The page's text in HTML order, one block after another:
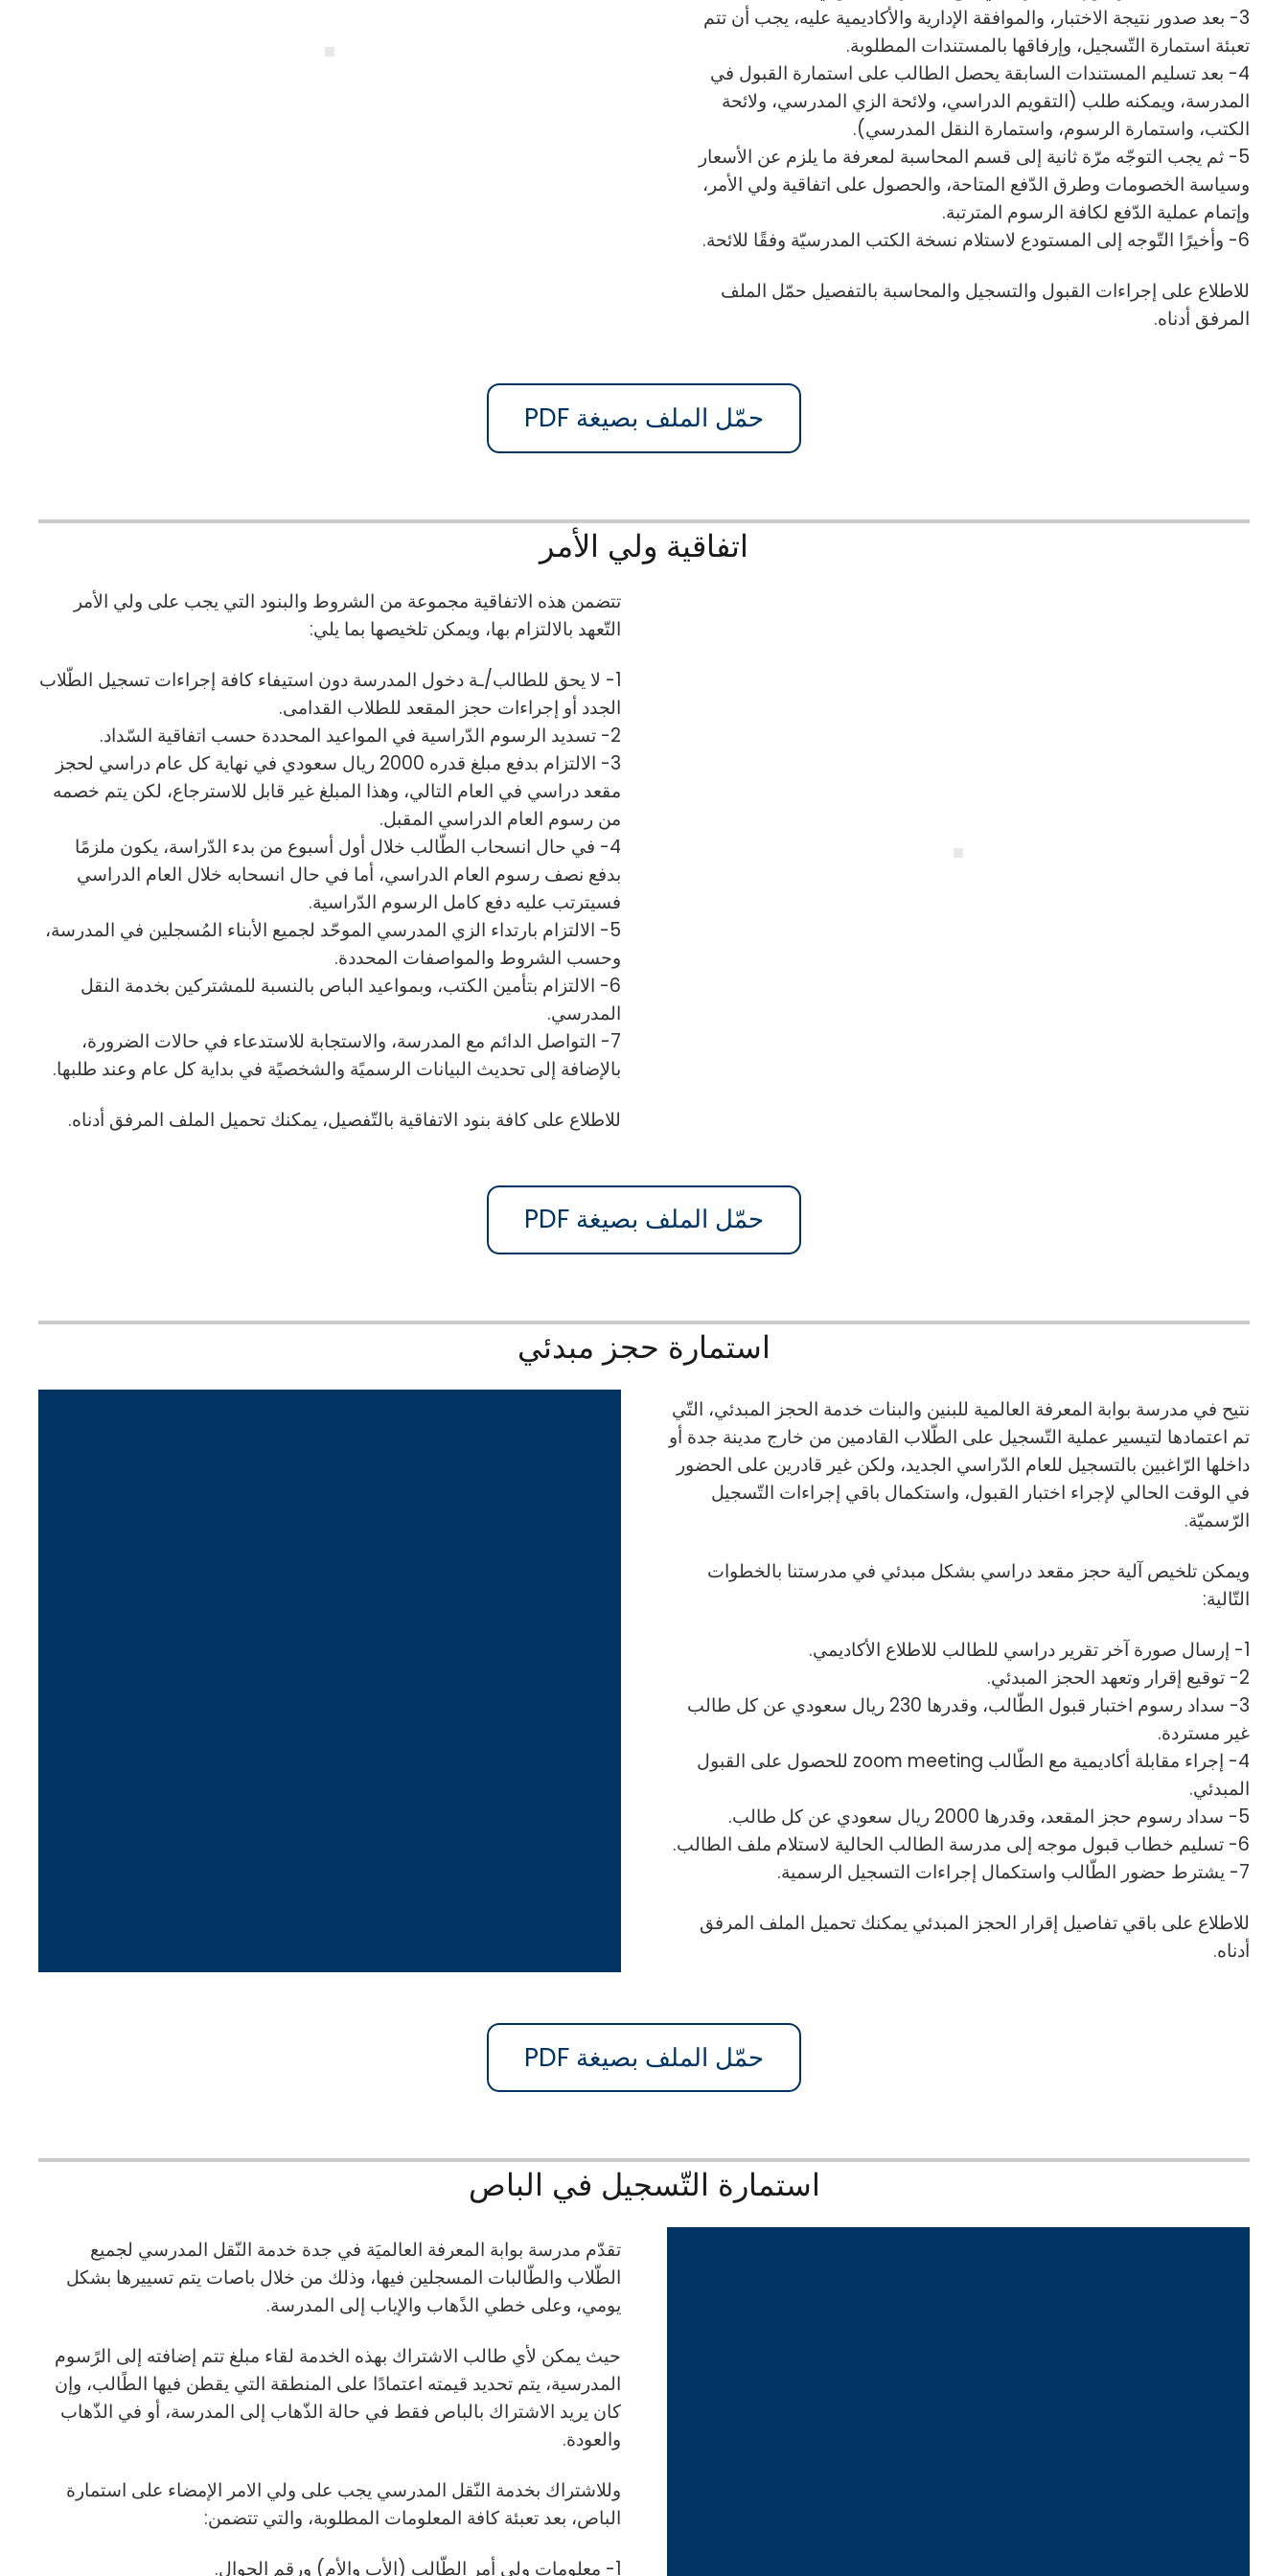
3- بعد صدور نتيجة الاختبار، والموافقة الإدارية والأكاديمية عليه، يجب أن تتم
تعبئة استمارة التّسجيل، وإرفاقها بالمستندات المطلوبة.
4- بعد تسليم المستندات السابقة يحصل الطالب على استمارة القبول في
المدرسة، ويمكنه طلب (التقويم الدراسي، ولائحة الزي المدرسي، ولائحة
الكتب، واستمارة الرسوم، واستمارة النقل المدرسي).
5- ثم يجب التوجّه مرّة ثانية إلى قسم المحاسبة لمعرفة ما يلزم عن الأسعار
وسياسة الخصومات وطرق الدّفع المتاحة، والحصول على اتفاقية ولي الأمر،
وإتمام عملية الدّفع لكافة الرسوم المترتبة.
6- وأخيرًا التّوجه إلى المستودع لاستلام نسخة الكتب المدرسيّة وفقًا للائحة.
للاطلاع على إجراءات القبول والتسجيل والمحاسبة بالتفصيل حمّل الملف
المرفق أدناه.
حمّل الملف بصيغة PDF
اتفاقية ولي الأمر
تتضمن هذه الاتفاقية مجموعة من الشروط والبنود التي يجب على ولي الأمر
التّعهد بالالتزام بها، ويمكن تلخيصها بما يلي:
1- لا يحق للطالب/ـة دخول المدرسة دون استيفاء كافة إجراءات تسجيل الطّلاب
الجدد أو إجراءات حجز المقعد للطلاب القدامى.
2- تسديد الرسوم الدّراسية في المواعيد المحددة حسب اتفاقية السّداد.
3- الالتزام بدفع مبلغ قدره 2000 ريال سعودي في نهاية كل عام دراسي لحجز
مقعد دراسي في العام التالي، وهذا المبلغ غير قابل للاسترجاع، لكن يتم خصمه
من رسوم العام الدراسي المقبل.
4- في حال انسحاب الطّالب خلال أول أسبوع من بدء الدّراسة، يكون ملزمًا
بدفع نصف رسوم العام الدراسي، أما في حال انسحابه خلال العام الدراسي
فسيترتب عليه دفع كامل الرسوم الدّراسية.
5- الالتزام بارتداء الزي المدرسي الموحّد لجميع الأبناء المُسجلين في المدرسة،
وحسب الشروط والمواصفات المحددة.
6- الالتزام بتأمين الكتب، وبمواعيد الباص بالنسبة للمشتركين بخدمة النقل
المدرسي.
7- التواصل الدائم مع المدرسة، والاستجابة للاستدعاء في حالات الضرورة،
بالإضافة إلى تحديث البيانات الرسميًة والشخصيًة في بداية كل عام وعند طلبها.
للاطلاع على كافة بنود الاتفاقية بالتّفصيل، يمكنك تحميل الملف المرفق أدناه.
حمّل الملف بصيغة PDF
استمارة حجز مبدئي
نتيح في مدرسة بوابة المعرفة العالمية للبنين والبنات خدمة الحجز المبدئي، التّي
تم اعتمادها لتيسير عملية التّسجيل على الطّلاب القادمين من خارج مدينة جدة أو
داخلها الرّاغبين بالتسجيل للعام الدّراسي الجديد، ولكن غير قادرين على الحضور
في الوقت الحالي لإجراء اختبار القبول، واستكمال باقي إجراءات التّسجيل
الرّسميّة.
ويمكن تلخيص آلية حجز مقعد دراسي بشكل مبدئي في مدرستنا بالخطوات
التّالية:
1- إرسال صورة آخر تقرير دراسي للطالب للاطلاع الأكاديمي.
2- توقيع إقرار وتعهد الحجز المبدئي.
3- سداد رسوم اختبار قبول الطّالب، وقدرها 230 ريال سعودي عن كل طالب
غير مستردة.
4- إجراء مقابلة أكاديمية مع الطّالب zoom meeting للحصول على القبول
المبدئي.
5- سداد رسوم حجز المقعد، وقدرها 2000 ريال سعودي عن كل طالب.
6- تسليم خطاب قبول موجه إلى مدرسة الطالب الحالية لاستلام ملف الطالب.
7- يشترط حضور الطّالب واستكمال إجراءات التسجيل الرسمية.
للاطلاع على باقي تفاصيل إقرار الحجز المبدئي يمكنك تحميل الملف المرفق
أدناه.
حمّل الملف بصيغة PDF
استمارة التّسجيل في الباص
تقدّم مدرسة بوابة المعرفة العالميَة في جدة خدمة النّقل المدرسي لجميع
الطّلاب والطّالبات المسجلين فيها، وذلك من خلال باصات يتم تسييرها بشكل
يومي، وعلى خطي الذًهاب والإياب إلى المدرسة.
حيث يمكن لأي طالب الاشتراك بهذه الخدمة لقاء مبلغ تتم إضافته إلى الرًسوم
المدرسية، يتم تحديد قيمته اعتمادًا على المنطقة التي يقطن فيها الطًالب، وإن
كان يريد الاشتراك بالباص فقط في حالة الذّهاب إلى المدرسة، أو في الذّهاب
والعودة.
وللاشتراك بخدمة النّقل المدرسي يجب على ولي الامر الإمضاء على استمارة
الباص، بعد تعبئة كافة المعلومات المطلوبة، والتي تتضمن:
1- معلومات ولي أمر الطّالب (الأب والأم) ورقم الجوال.